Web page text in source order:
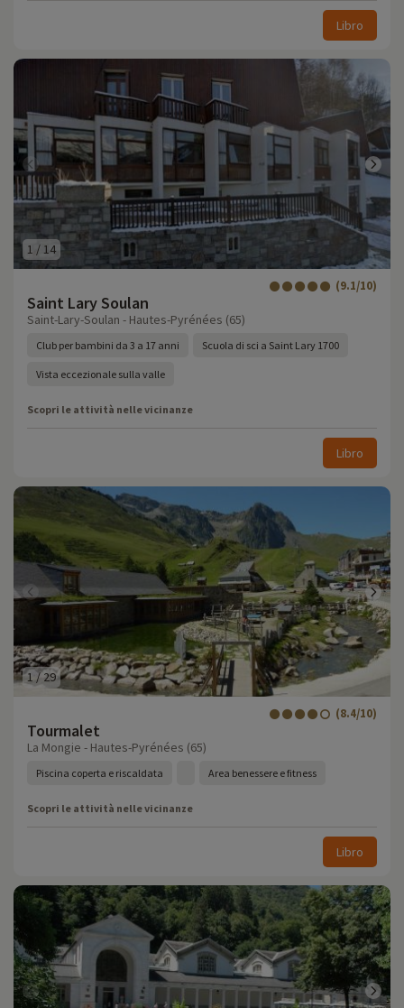
Libro
1 / 14
Saint Lary Soulan
(9.1/10)
Saint-Lary-Soulan - Hautes-Pyrénées (65)
Club per bambini da 3 a 17 anni Scuola di sci a Saint Lary 1700
Vista eccezionale sulla valle
Scopri le attività nelle vicinanze
Libro
1 /29
Tourmalet
(8.4/10)
La Mongie - Hautes-Pyrénées (65)
Piscina coperta e riscaldata Area benessere e fitness
Scopri le attività nelle vicinanze
Libro